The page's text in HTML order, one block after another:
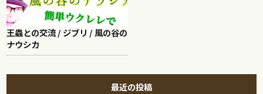
王蟲との交流 / ジブリ / 風の谷の
ナウシカ
最近の投稿